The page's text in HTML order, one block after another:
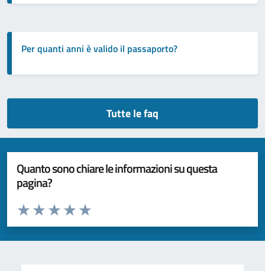
Per quanti anni è valido il passaporto?
Tutte le faq
Quanto sono chiare le informazioni su questa
pagina?
Valuta da 1 a 5 stelle la pagina
Valuta 5 stelle su 5
Valuta 4 stelle su 5
Valuta 3 stelle su 5
Valuta 2 stelle su 5
Valuta 1 stelle su 5